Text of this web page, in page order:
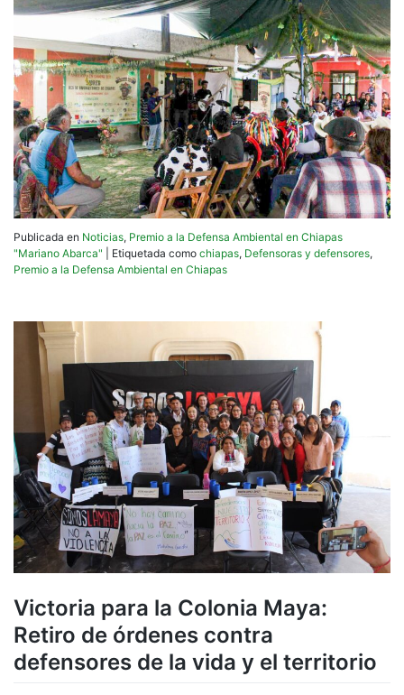
Publicada en Noticias, Premio a la Defensa Ambiental en Chiapas
"Mariano Abarca"
Etiquetada como chiapas, Defensoras y defensores,
Premio a la Defensa Ambiental en Chiapas
Victoria para la Colonia Maya:
Retiro de órdenes contra
defensores de la vida y el territorio